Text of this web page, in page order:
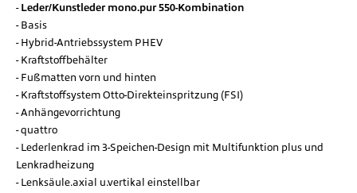
Leder/Kunstleder mono.pur 550-Kombination
Basis
Hybrid-Antriebssystem PHEV
Kraftstoffbehälter
Fußmatten vorn und hinten
Kraftstoffsystem Otto-Direkteinspritzung (FSI)
Anhängevorrichtung
quattro
Lederlenkrad im 3-Speichen-Design mit Multifunktion plus und
Lenkradheizung
Lenksäule.axial u.vertikal einstellbar